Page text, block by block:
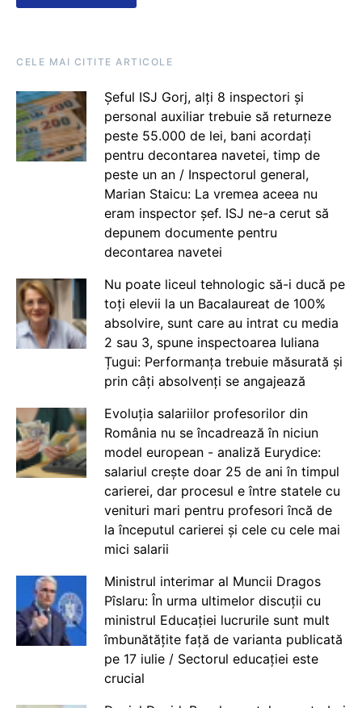
CELE MAI CITITE ARTICOLE
Șeful ISJ Gorj, alți 8 inspectori și
personal auxiliar trebuie să returneze
peste 55.000 de lei, bani acordați
pentru decontarea navetei, timp de
peste un an / Inspectorul general,
Marian Staicu: La vremea aceea nu
eram inspector șef. ISJ ne-a cerut să
depunem documente pentru
decontarea navetei
Nu poate liceul tehnologic să-i ducă pe
toți elevii la un Bacalaureat de 100%
absolvire, sunt care au intrat cu media
2 sau 3, spune inspectoarea Iuliana
Țugui: Performanța trebuie măsurată și
prin câți absolvenți se angajează
Evoluția salariilor profesorilor din
România nu se încadrează în niciun
model european - analiză Eurydice:
salariul crește doar 25 de ani în timpul
carierei, dar procesul e între statele cu
venituri mari pentru profesori încă de
la începutul carierei și cele cu cele mai
mici salarii
Ministrul interimar al Muncii Dragos
Pîslaru: În urma ultimelor discuții cu
ministrul Educației lucrurile sunt mult
îmbunătățite față de varianta publicată
pe 17 iulie / Sectorul educației este
crucial